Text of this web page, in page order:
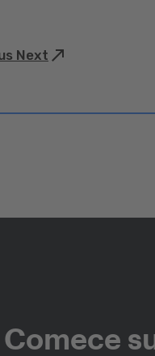
Next
Comece